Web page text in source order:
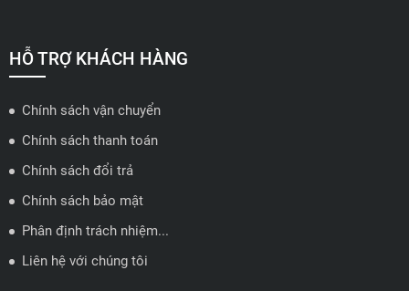
🗺️Xem trên bản đồ
ĐẠI LÝ QUẬN 2 HCM - HẢI TRIỀU AUTO
🔰 Địa chỉ: 78-80 Vũ Tông Phan, P.An Phú, TP Thủ Đức, TP HCM
📍 Hotline: 0938584113
🗺️Xem trên bản đồ
HỖ TRỢ KHÁCH HÀNG
Chính sách vận chuyển
Chính sách thanh toán
Chính sách đổi trả
Chính sách bảo mật
Phân định trách nhiệm...
Liên hệ với chúng tôi